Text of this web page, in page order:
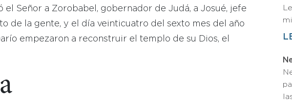
el Señor a Zorobabel, gobernador de Judá, a Josué, jefe
de la gente, y el día veinticuatro del sexto mes del año
empezaron a reconstruir el templo de su Dios, el